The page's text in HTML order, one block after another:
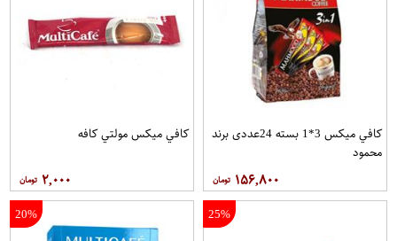
کافي ميکس 3*1 بسته 24عددی برند
محمود
۱۵۶,۸۰۰
کافي ميکس مولتي کافه
۲,۰۰۰
25%
20%